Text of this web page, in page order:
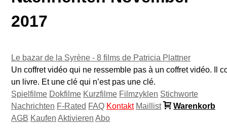
2017
Le bazar de la Syrène - 8 films de Patricia Plattner
Un coffret vidéo qui ne ressemble pas à un coffret vidéo. Il
un livre. Et une clé qui n’est pas une clé.
Spielfilme Dokfilme Kurzfilme Filmzyklen Stichworte
Nachrichten F-Rated FAQ Kontakt Maillist
Warenkorb
AGB Kaufen Aktivieren Abo